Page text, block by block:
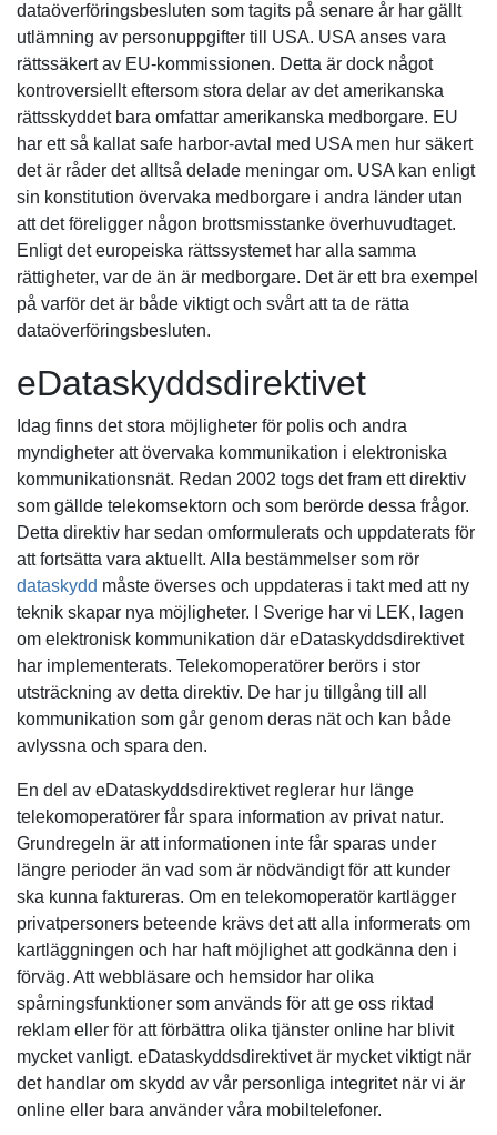
dataöverföringsbesluten som tagits på senare år har gällt
utlämning av personuppgifter till USA. USA anses vara
rättssäkert av EU-kommissionen. Detta är dock något
kontroversiellt eftersom stora delar av det amerikanska
rättsskyddet bara omfattar amerikanska medborgare. EU
har ett så kallat safe harbor-avtal med USA men hur säkert
det är råder det alltså delade meningar om. USA kan enligt
sin konstitution övervaka medborgare i andra länder utan
att det föreligger någon brottsmisstanke överhuvudtaget.
Enligt det europeiska rättssystemet har alla samma
rättigheter, var de än är medborgare. Det är ett bra exempel
på varför det är både viktigt och svårt att ta de rätta
dataöverföringsbesluten.
eDataskyddsdirektivet
Idag finns det stora möjligheter för polis och andra
myndigheter att övervaka kommunikation i elektroniska
kommunikationsnät. Redan 2002 togs det fram ett direktiv
som gällde telekomsektorn och som berörde dessa frågor.
Detta direktiv har sedan omformulerats och uppdaterats för
att fortsätta vara aktuellt. Alla bestämmelser som rör
dataskydd måste överses och uppdateras i takt med att ny
teknik skapar nya möjligheter. I Sverige har vi LEK, lagen
om elektronisk kommunikation där eDataskyddsdirektivet
har implementerats. Telekomoperatörer berörs i stor
utsträckning av detta direktiv. De har ju tillgång till all
kommunikation som går genom deras nät och kan både
avlyssna och spara den.
En del av eDataskyddsdirektivet reglerar hur länge
telekomoperatörer får spara information av privat natur.
Grundregeln är att informationen inte får sparas under
längre perioder än vad som är nödvändigt för att kunder
ska kunna faktureras. Om en telekomoperatör kartlägger
privatpersoners beteende krävs det att alla informerats om
kartläggningen och har haft möjlighet att godkänna den i
förväg. Att webbläsare och hemsidor har olika
spårningsfunktioner som används för att ge oss riktad
reklam eller för att förbättra olika tjänster online har blivit
mycket vanligt. eDataskyddsdirektivet är mycket viktigt när
det handlar om skydd av vår personliga integritet när vi är
online eller bara använder våra mobiltelefoner.